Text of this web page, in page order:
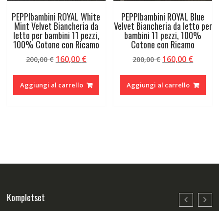
PEPPIbambini ROYAL White
Mint Velvet Biancheria da
letto per bambini 11 pezzi,
100% Cotone con Ricamo
200,00€ Il
originale
era:
160,00 €Il
attuale
è:
Aggiungi al carrello
PEPPIbambini ROYAL Blue
Velvet Biancheria da letto per
bambini 11 pezzi, 100%
Cotone con Ricamo
200,00€ Il
originale
era:
160,00 €Il
è:
Aggiungi al carrello
Kompletset